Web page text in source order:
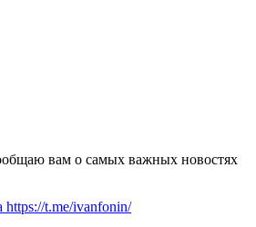
вам о самых важных новостях
https://t.me/ivanfonin/